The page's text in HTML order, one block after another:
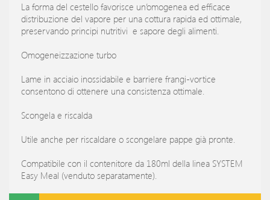
La forma del cestello favorisce un’omogenea ed efficace
distribuzione del vapore per una cottura rapida ed ottimale,
preservando principi nutritivi e sapore degli alimenti.
Omogeneizzazione turbo
Lame in acciaio inossidabile e barriere frangi-vortice
consentono di ottenere una consistenza ottimale.
Scongela e riscalda
Utile anche per riscaldare o scongelare pappe già pronte.
Compatibile con il contenitore da 180ml della linea SYSTEM
Easy Meal (venduto separatamente).